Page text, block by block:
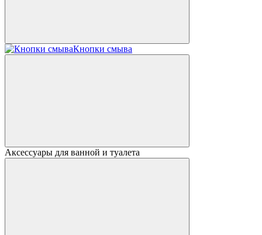
Кнопки смыва
Аксессуары для ванной и туалета